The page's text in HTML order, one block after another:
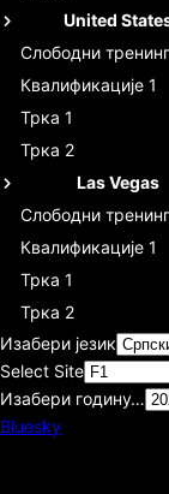
United
Слободни
Квалификације 1
Трка 1
Трка 2
Las Vegas
Слободни
Квалификације 1
Трка 1
Трка 2
Изабери језик
Select Site
Изабери годину…
Bluesky